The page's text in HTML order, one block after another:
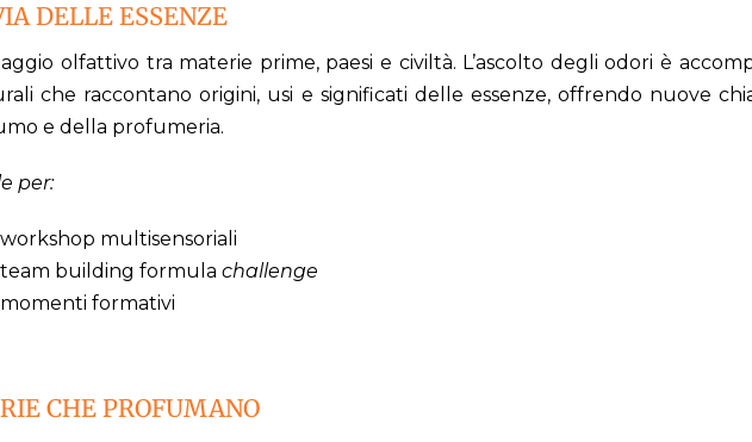
DELLE ESSENZE
olfattivo tra materie prime, paesi e civiltà. L’ascolto degli odori è
che raccontano origini, usi e significati delle essenze, offrendo nuove
e della profumeria.
per:
workshop multisensoriali
team building formula challenge
momenti formativi
CHE PROFUMANO